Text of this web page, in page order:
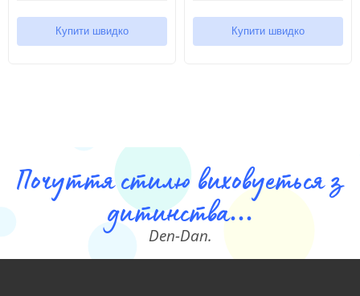
Купити швидко Купити швидко
Почуття стилю виховуеться з
дитинства...
Den-Dan.